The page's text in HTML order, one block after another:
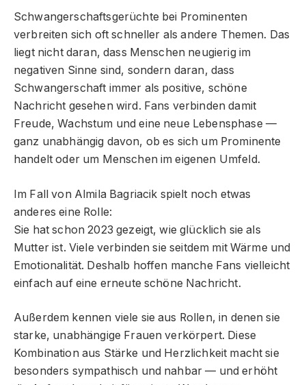
Schwangerschaftsgerüchte bei Prominenten
verbreiten sich oft schneller als andere Themen. Das
liegt nicht daran, dass Menschen neugierig im
negativen Sinne sind, sondern daran, dass
Schwangerschaft immer als positive, schöne
Nachricht gesehen wird. Fans verbinden damit
Freude, Wachstum und eine neue Lebensphase —
ganz unabhängig davon, ob es sich um Prominente
handelt oder um Menschen im eigenen Umfeld.
Im Fall von Almila Bagriacik spielt noch etwas
anderes eine Rolle:
Sie hat schon 2023 gezeigt, wie glücklich sie als
Mutter ist. Viele verbinden sie seitdem mit Wärme und
Emotionalität. Deshalb hoffen manche Fans vielleicht
einfach auf eine erneute schöne Nachricht.
Außerdem kennen viele sie aus Rollen, in denen sie
starke, unabhängige Frauen verkörpert. Diese
Kombination aus Stärke und Herzlichkeit macht sie
besonders sympathisch und nahbar — und erhöht